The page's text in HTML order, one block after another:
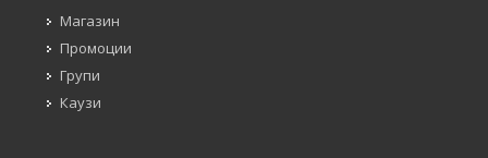
Магазин
Промоции
Групи
Каузи